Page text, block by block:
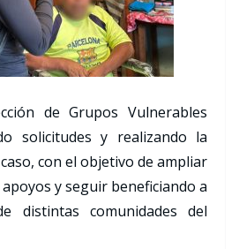
de Grupos Vulnerables
solicitudes y realizando la
con el objetivo de ampliar
y seguir beneficiando a
distintas comunidades del